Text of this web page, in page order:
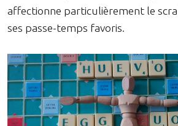
affectionne particulièrement le
ses passe-temps favoris.